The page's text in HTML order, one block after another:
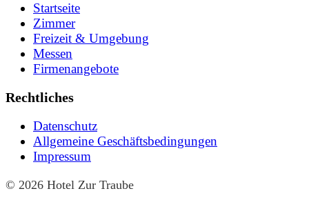
Startseite
Zimmer
Freizeit & Umgebung
Messen
Firmenangebote
Rechtliches
Datenschutz
Allgemeine Geschäftsbedingungen
Impressum
© 2026 Hotel Zur Traube